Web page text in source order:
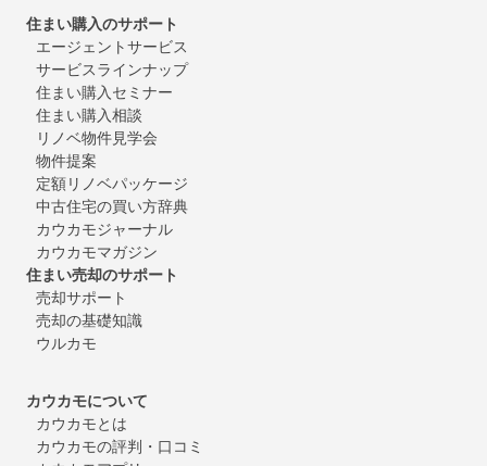
住まい購入のサポート
エージェントサービス
サービスラインナップ
住まい購入セミナー
住まい購入相談
リノベ物件見学会
物件提案
定額リノベパッケージ
中古住宅の買い方辞典
カウカモジャーナル
カウカモマガジン
住まい売却のサポート
売却サポート
売却の基礎知識
ウルカモ
カウカモについて
カウカモとは
カウカモの評判・口コミ